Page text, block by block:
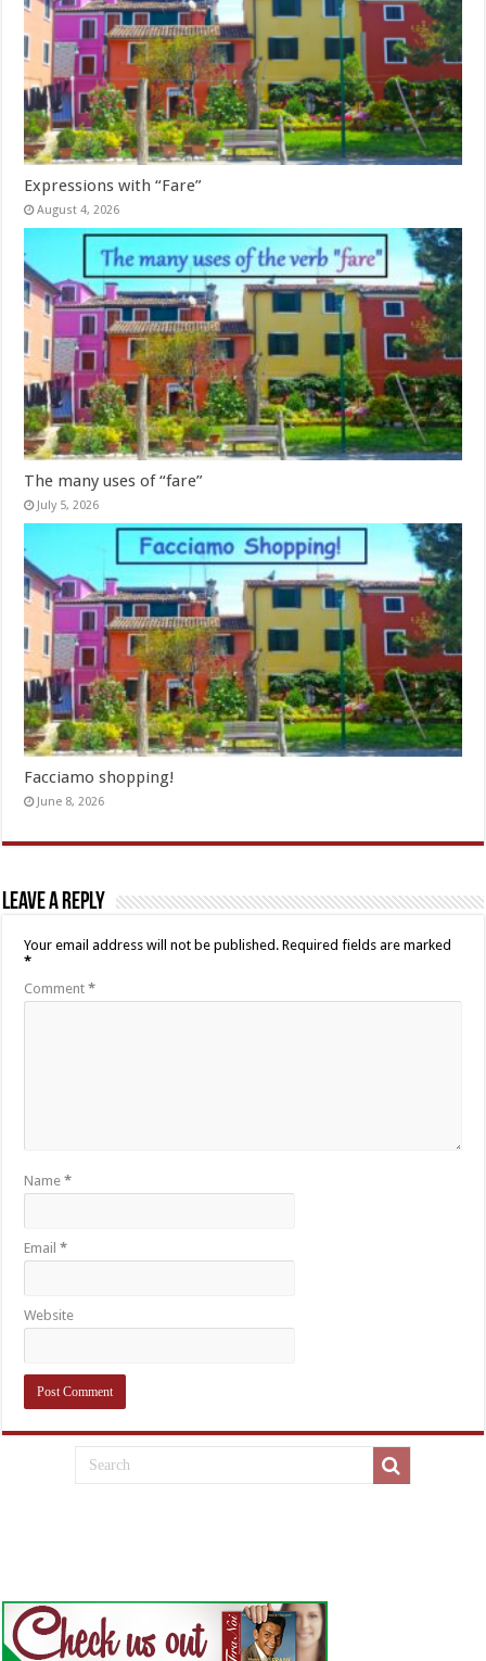
Expressions with “Fare”
August 4, 2026
The many uses of “fare”
July 5, 2026
Facciamo shopping!
June 8, 2026
Leave a Reply
Your email address will not be published. Required fields are marked
*
Comment*
Name*
Email*
Website